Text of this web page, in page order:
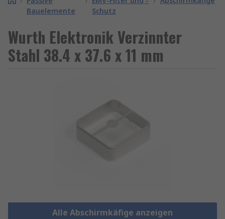
Bauelemente
Schutz
Wurth Elektronik Verzinnter
Stahl 38.4 x 37.6 x 11 mm
Alle Abschirmkäfige anzeigen